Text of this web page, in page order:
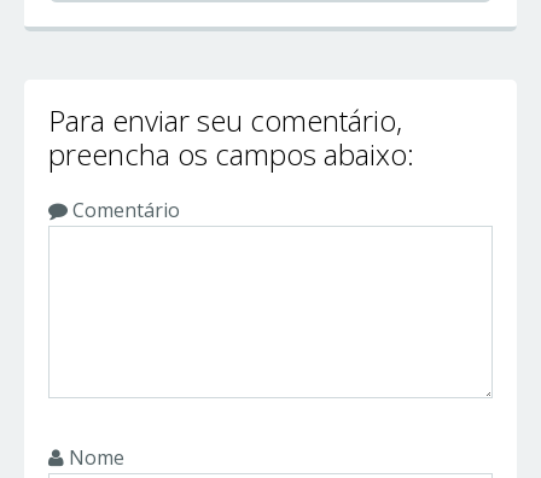
Para enviar seu comentário,
preencha os campos abaixo:
Comentário
Nome